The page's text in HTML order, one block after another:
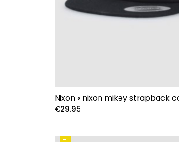
Nixon « nixon mikey strapback
€29.95